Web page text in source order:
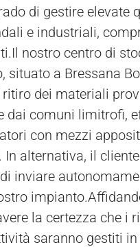
di gestire elevate
e industriali,
nostro centro di
situato a Bressana
dei materiali
dai comuni limitrofi,
con mezzi
In alternativa, il
inviare
la certezza che i
saranno gestiti